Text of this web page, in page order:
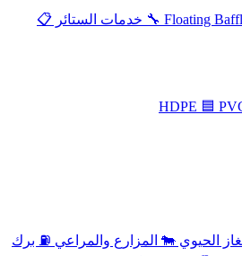
🔧 خدمات الستائر 📋
🟦
الحيوي 🐄 المزارع والمراعي ⛽ برك